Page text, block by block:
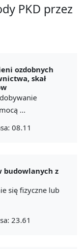
PKD przez
ozdobnych
skał
...
08.11
budowlanych z
się fizyczne lub
23.61